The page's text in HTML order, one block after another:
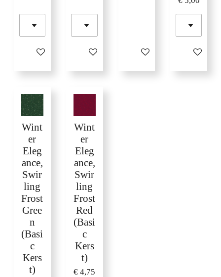
In winkelwagen In winkelwagen In winkelwagen In
Wint
er
Eleg
ance,
Swir
ling
Frost
Gree
n
(Basi
c
Kers
t)
Wint
er
Eleg
ance,
Swir
ling
Frost
Red
(Basi
c
Kers
t)
€ 4,75